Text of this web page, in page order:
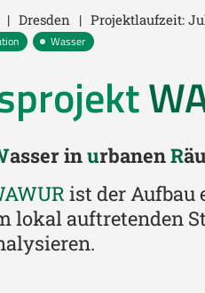
| Dresden | Projektlaufzeit:
Wasser
asser inurbanenR
ist der Aufbau
lokal auftretenden